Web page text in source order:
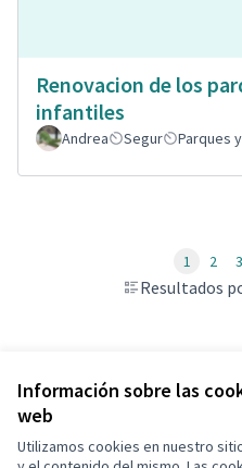
Información sobre las
web
Utilizamos cookies en nuestro
Renovacion de los
infantiles
Andrea Segur Parques
Resultados
1 2 3
Ver todas las propuestas
Términos y condiciones de uso